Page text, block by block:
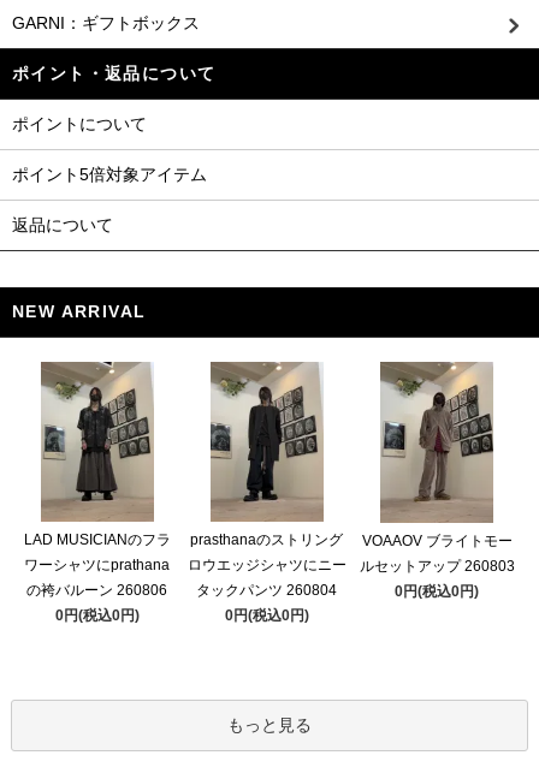
GARNI：ギフトボックス
ポイント・返品について
ポイントについて
ポイント5倍対象アイテム
返品について
NEW ARRIVAL
LAD MUSICIANのフラ
ワーシャツにprathana
の袴バルーン 260806
0円(税込0円)
prasthanaのストリング
ロウエッジシャツにニー
タックパンツ 260804
0円(税込0円)
VOAAOV ブライトモー
ルセットアップ 260803
0円(税込0円)
もっと見る